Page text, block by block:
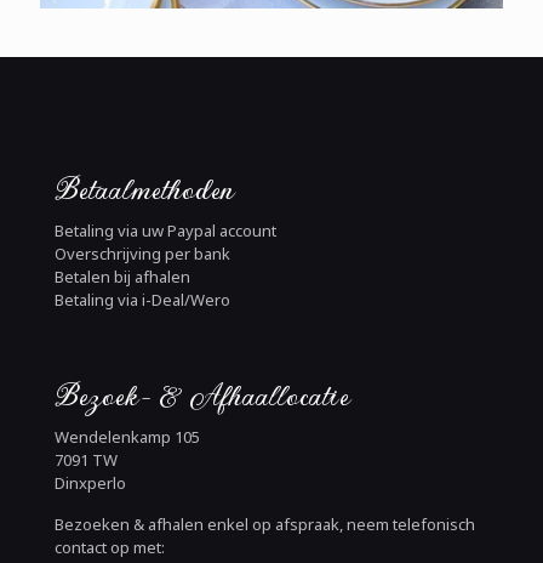
Betaalmethoden
Betaling via uw Paypal account
Overschrijving per bank
Betalen bij afhalen
Betaling via i-Deal/Wero
Bezoek- & Afhaallocatie
Wendelenkamp 105
7091 TW
Dinxperlo
Bezoeken & afhalen enkel op afspraak, neem telefonisch
contact op met: